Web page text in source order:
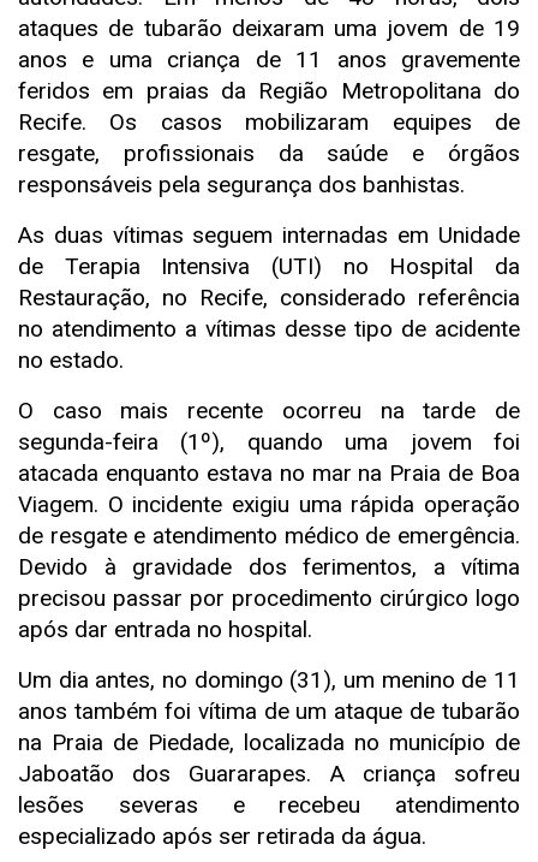
ataques de tubarão deixaram uma jovem de 19
anos e uma criança de 11 anos gravemente
feridos em praias da Região Metropolitana do
Recife. Os casos mobilizaram equipes de
resgate, profissionais da saúde e órgãos
responsáveis pela segurança dos banhistas.
As duas vítimas seguem internadas em Unidade
de Terapia Intensiva (UTI) no Hospital da
Restauração, no Recife, considerado referência
no atendimento a vítimas desse tipo de acidente
no estado.
O caso mais recente ocorreu na tarde de
segunda-feira (1º), quando uma jovem foi
atacada enquanto estava no mar na Praia de Boa
Viagem. O incidente exigiu uma rápida operação
de resgate e atendimento médico de emergência.
Devido à gravidade dos ferimentos, a vítima
precisou passar por procedimento cirúrgico logo
após dar entrada no hospital.
Um dia antes, no domingo (31), um menino de 11
anos também foi vítima de um ataque de tubarão
na Praia de Piedade, localizada no município de
Jaboatão dos Guararapes. A criança sofreu
lesões severas e recebeu atendimento
especializado após ser retirada da água.